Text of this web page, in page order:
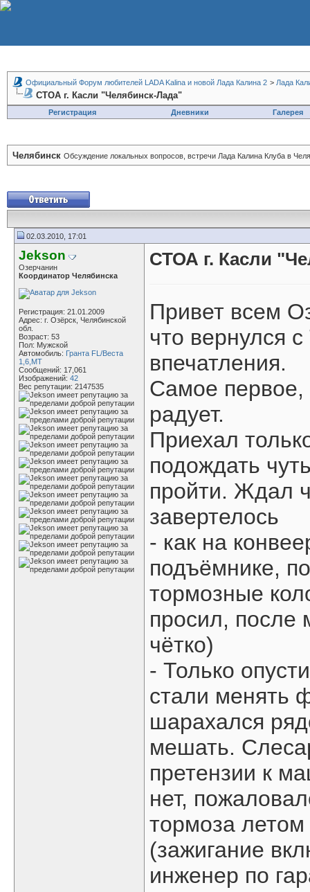
Официальный Форум любителей LADA Kalina и новой Лада Калина 2 > Лада
СТОА г. Касли "Челябинск-Лада"
Регистрация Дневники Галерея
Челябинск Обсуждение локальных вопросов, встречи Лада Калина Клуба в
02.03.2010, 17:01
Jekson
Озерчанин
Координатор Челябинска
Регистрация: 21.01.2009
Адрес: г. Озёрск, Челябинской
обл.
Возраст: 53
Пол: Мужской
Автомобиль: Гранта FL/Веста
1,6,МТ
Сообщений: 17,061
Изображений: 42
Вес репутации: 2147535
СТОА г. Касли
Привет всем
что вернулся
впечатления.
Самое первое,
радует.
Приехал
подождать
пройти. Ждал
завертелось
- как на
подъёмнике,
тормозные
просил, после
чётко)
- Только
стали менять
шарахался
мешать.
претензии к
нет,
тормоза летом
(зажигание
инженер по